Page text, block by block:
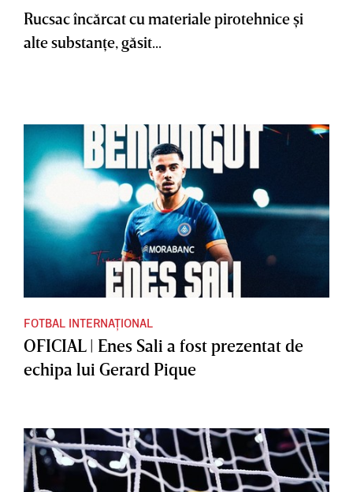
Rucsac încărcat cu materiale pirotehnice şi
alte substanţe, găsit...
FOTBAL INTERNAȚIONAL
OFICIAL | Enes Sali a fost prezentat de
echipa lui Gerard Pique